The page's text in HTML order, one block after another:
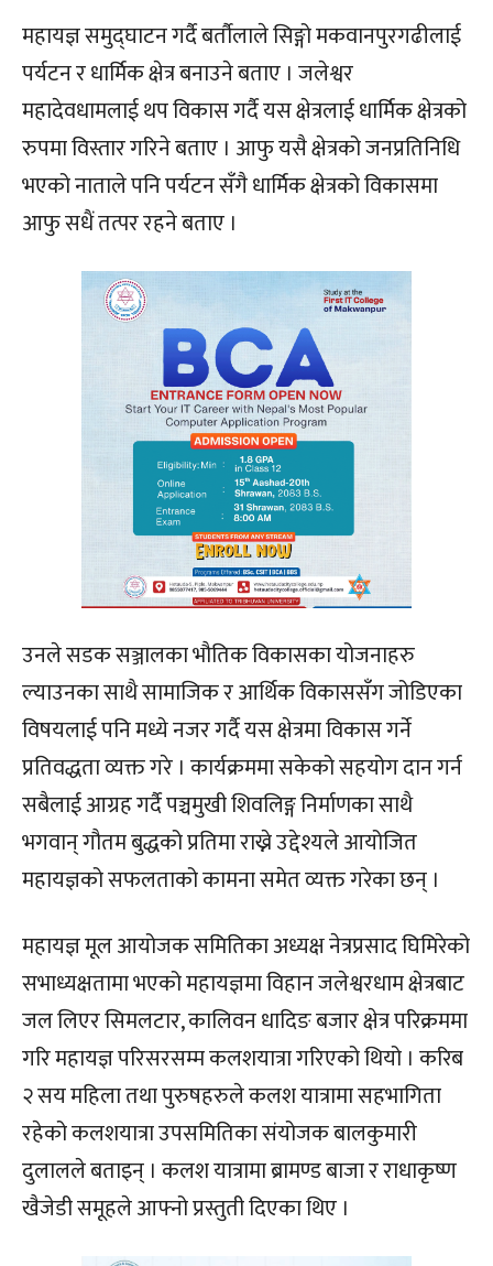
महायज्ञ समुद्घाटन गर्दै बर्तौलाले सिङ्गो मकवानपुरगढीलाई
पर्यटन र धार्मिक क्षेत्र बनाउने बताए । जलेश्वर
महादेवधामलाई थप विकास गर्दै यस क्षेत्रलाई धार्मिक क्षेत्रको
रुपमा विस्तार गरिने बताए । आफु यसै क्षेत्रको जनप्रतिनिधि
भएको नाताले पनि पर्यटन सँगै धार्मिक क्षेत्रको विकासमा
आफु सधैं तत्पर रहने बताए ।
उनले सडक सञ्जालका भौतिक विकासका योजनाहरु
ल्याउनका साथै सामाजिक र आर्थिक विकाससँग जोडिएका
विषयलाई पनि मध्ये नजर गर्दै यस क्षेत्रमा विकास गर्ने
प्रतिवद्धता व्यक्त गरे । कार्यक्रममा सकेको सहयोग दान गर्न
सबैलाई आग्रह गर्दै पञ्चमुखी शिवलिङ्ग निर्माणका साथै
भगवान् गौतम बुद्धको प्रतिमा राख्ने उद्देश्यले आयोजित
महायज्ञको सफलताको कामना समेत व्यक्त गरेका छन् ।
महायज्ञ मूल आयोजक समितिका अध्यक्ष नेत्रप्रसाद घिमिरेको
सभाध्यक्षतामा भएको महायज्ञमा विहान जलेश्वरधाम क्षेत्रबाट
जल लिएर सिमलटार, कालिवन धादिङ बजार क्षेत्र परिक्रममा
गरि महायज्ञ परिसरसम्म कलशयात्रा गरिएको थियो । करिब
२ सय महिला तथा पुरुषहरुले कलश यात्रामा सहभागिता
रहेको कलशयात्रा उपसमितिका संयोजक बालकुमारी
दुलालले बताइन् । कलश यात्रामा ब्रामण्ड बाजा र राधाकृष्ण
खैजेडी समूहले आफ्नो प्रस्तुती दिएका थिए ।